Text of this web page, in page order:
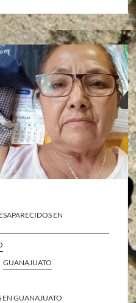
EN
GUANAJUATO
EN GUANAJUATO